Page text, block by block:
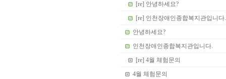
[re] 안녕하세요?
[re] 인천장애인종합복지관입니다.
안녕하세요?
인천장애인종합복지관입니다.
[re] 4월 체험문의
4월 체험문의